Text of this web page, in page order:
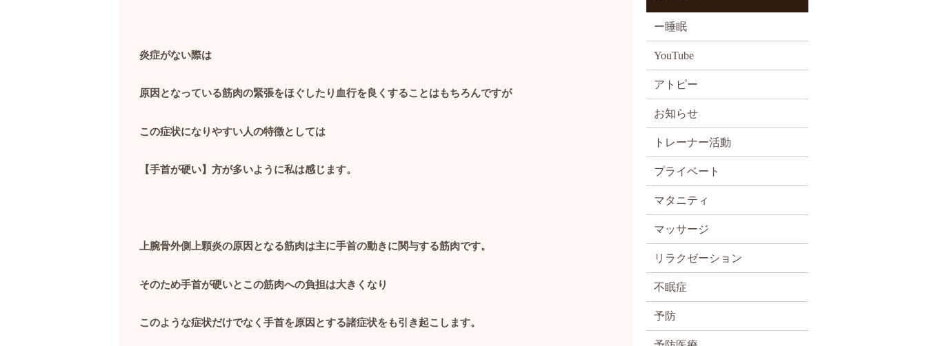
炎症がない際は
原因となっている筋肉の緊張をほぐしたり血行を良くすることはもちろんですが
この症状になりやすい人の特徴としては
【手首が硬い】方が多いように私は感じます。
上腕骨外側上顆炎の原因となる筋肉は主に手首の動きに関与する筋肉です。
そのため手首が硬いとこの筋肉への負担は大きくなり
このような症状だけでなく手首を原因とする諸症状をも引き起こします。
ー睡眠
YouTube
アトピー
お知らせ
トレーナー活動
プライベート
マタニティ
マッサージ
リラクゼーション
不眠症
予防